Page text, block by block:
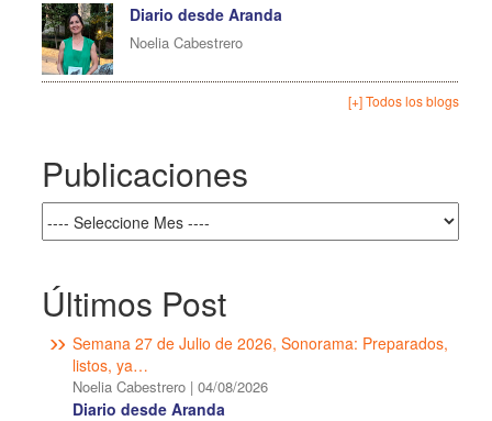
Diario desde Aranda
Noelia Cabestrero
[+] Todos los blogs
Publicaciones
Últimos Post
Semana 27 de Julio de 2026, Sonorama: Preparados,
listos, ya…
Noelia Cabestrero | 04/08/2026
Diario desde Aranda